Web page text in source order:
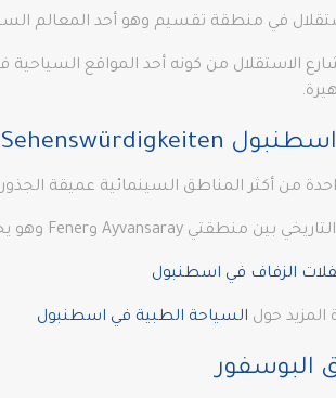
في منطقة تقسيم وهو أحد المعالم
الاستقلال من كونه أحد المواقع
واحدة من أكثر المناطق السينمائية عميقة
الزفاف في اسطنبول
حول السياحة الطبية في اسطنبول